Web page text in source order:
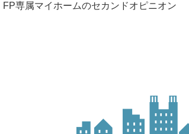
FP専属マイホームのセカンドオピニオン